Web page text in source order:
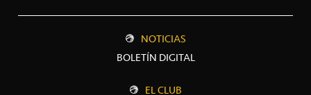
NOTICIAS
BOLETÍN DIGITAL
EL CLUB